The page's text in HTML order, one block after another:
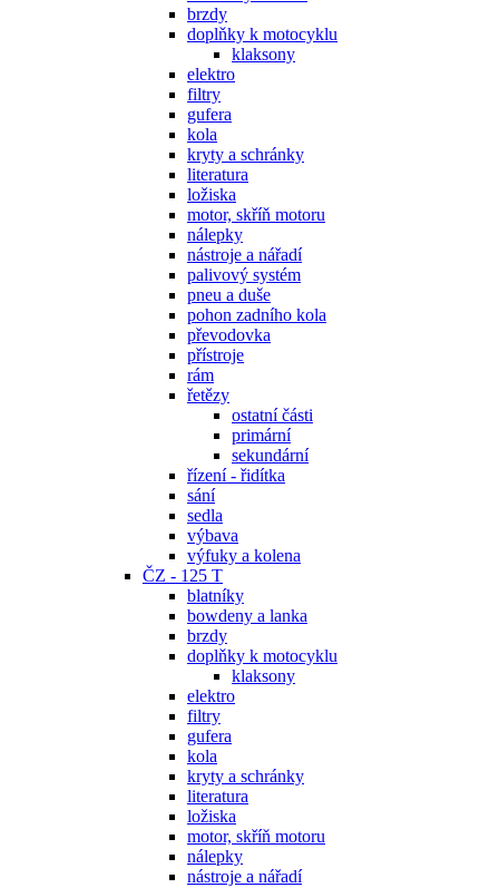
brzdy
doplňky k motocyklu
klaksony
elektro
filtry
gufera
kola
kryty a schránky
literatura
ložiska
motor, skříň motoru
nálepky
nástroje a nářadí
palivový systém
pneu a duše
pohon zadního kola
převodovka
přístroje
rám
řetězy
ostatní části
primární
sekundární
řízení - řidítka
sání
sedla
výbava
výfuky a kolena
ČZ - 125 T
blatníky
bowdeny a lanka
brzdy
doplňky k motocyklu
klaksony
elektro
filtry
gufera
kola
kryty a schránky
literatura
ložiska
motor, skříň motoru
nálepky
nástroje a nářadí